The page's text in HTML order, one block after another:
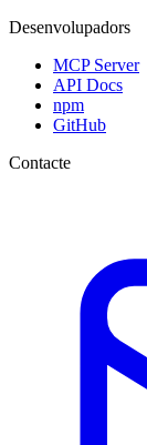
Desenvolupadors
MCP Server
API Docs
npm
GitHub
Contacte